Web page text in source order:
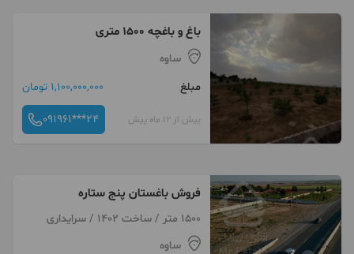
باغ و باغچه ۱۵۰۰ متری
ساوه
مبلغ
1,100,000,000 تومان
بیش از 12 ماه پیش 091961***24
فروش باغستان پنج ستاره
1500 متر / ساخت 1402 / سرایداری
ساوه